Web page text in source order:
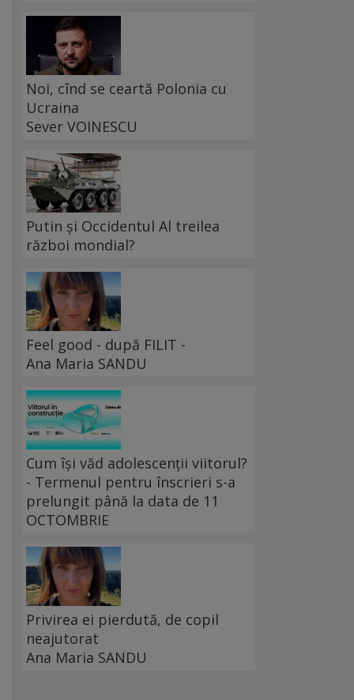
Noi, cînd se ceartă Polonia cu
Ucraina
Sever VOINESCU
Putin și Occidentul Al treilea
război mondial?
Feel good - după FILIT -
Ana Maria SANDU
Cum își văd adolescenții viitorul?
- Termenul pentru înscrieri s-a
prelungit până la data de 11
OCTOMBRIE
Privirea ei pierdută, de copil
neajutorat
Ana Maria SANDU